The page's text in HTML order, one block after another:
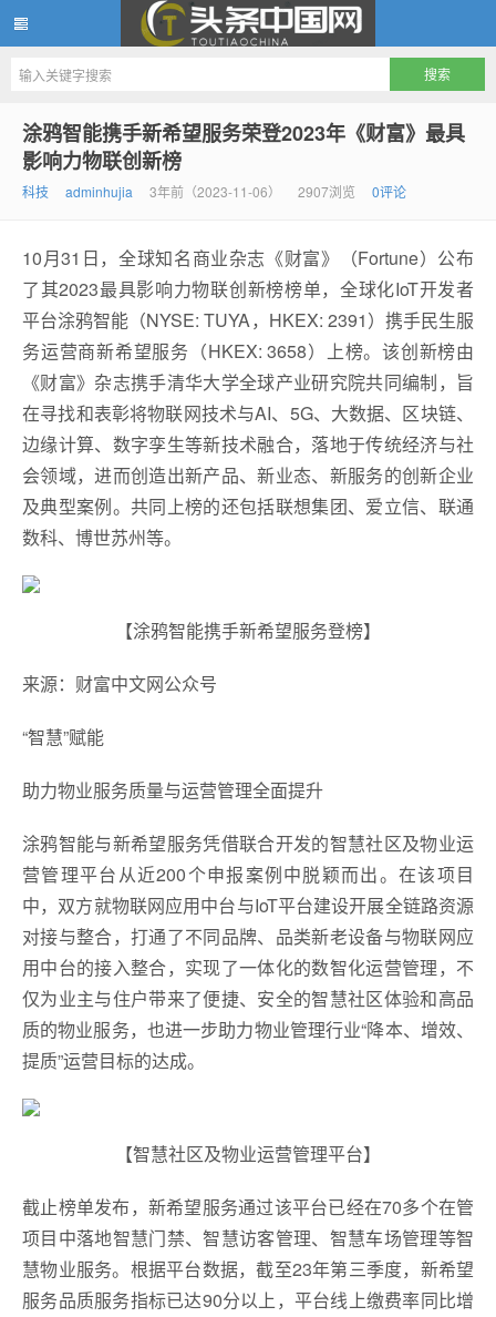
头条中国网
涂鸦智能携手新希望服务荣登2023年《财富》最具
影响力物联创新榜
科技 adminhujia 3年前（2023-11-06） 2907浏览 0评论
10月31日，全球知名商业杂志《财富》（Fortune）公布
了其2023最具影响力物联创新榜榜单，全球化IoT开发者
平台涂鸦智能（NYSE: TUYA，HKEX: 2391）携手民生服
务运营商新希望服务（HKEX: 3658）上榜。该创新榜由
《财富》杂志携手清华大学全球产业研究院共同编制，旨
在寻找和表彰将物联网技术与AI、5G、大数据、区块链、
边缘计算、数字孪生等新技术融合，落地于传统经济与社
会领域，进而创造出新产品、新业态、新服务的创新企业
及典型案例。共同上榜的还包括联想集团、爱立信、联通
数科、博世苏州等。
【涂鸦智能携手新希望服务登榜】
来源：财富中文网公众号
“智慧”赋能
助力物业服务质量与运营管理全面提升
涂鸦智能与新希望服务凭借联合开发的智慧社区及物业运
营管理平台从近200个申报案例中脱颖而出。在该项目
中，双方就物联网应用中台与IoT平台建设开展全链路资源
对接与整合，打通了不同品牌、品类新老设备与物联网应
用中台的接入整合，实现了一体化的数智化运营管理，不
仅为业主与住户带来了便捷、安全的智慧社区体验和高品
质的物业服务，也进一步助力物业管理行业“降本、增效、
提质”运营目标的达成。
【智慧社区及物业运营管理平台】
截止榜单发布，新希望服务通过该平台已经在70多个在管
项目中落地智慧门禁、智慧访客管理、智慧车场管理等智
慧物业服务。根据平台数据，截至23年第三季度，新希望
服务品质服务指标已达90分以上，平台线上缴费率同比增